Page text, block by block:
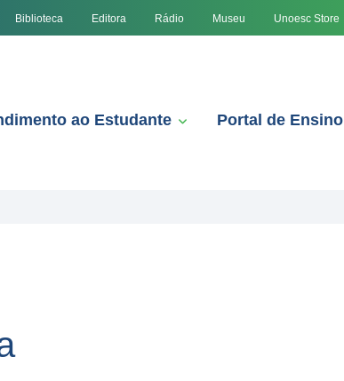
Biblioteca Editora Rádio Museu Unoesc Store
ao Estudante Portal de Ensino